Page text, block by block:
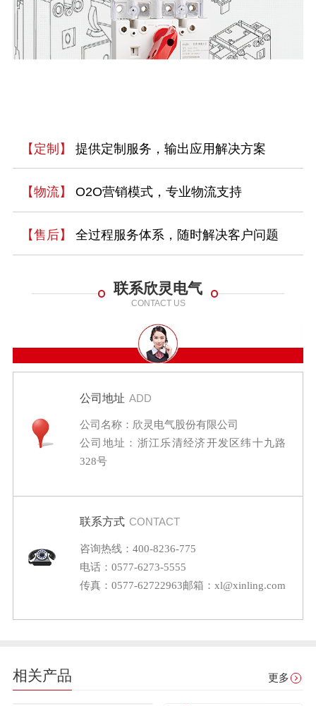
【定制】 提供定制服务，输出应用解决方案
【物流】 O2O营销模式，专业物流支持
【售后】 全过程服务体系，随时解决客户问题
联系欣灵电气
CONTACT US
公司地址 ADD
公司名称：欣灵电气股份有限公司
公司地址：浙江乐清经济开发区纬十九路
328号
联系方式 CONTACT
咨询热线：400-8236-775
电话：0577-6273-5555
传真：0577-62722963邮箱：xl@xinling.com
相关产品 更多